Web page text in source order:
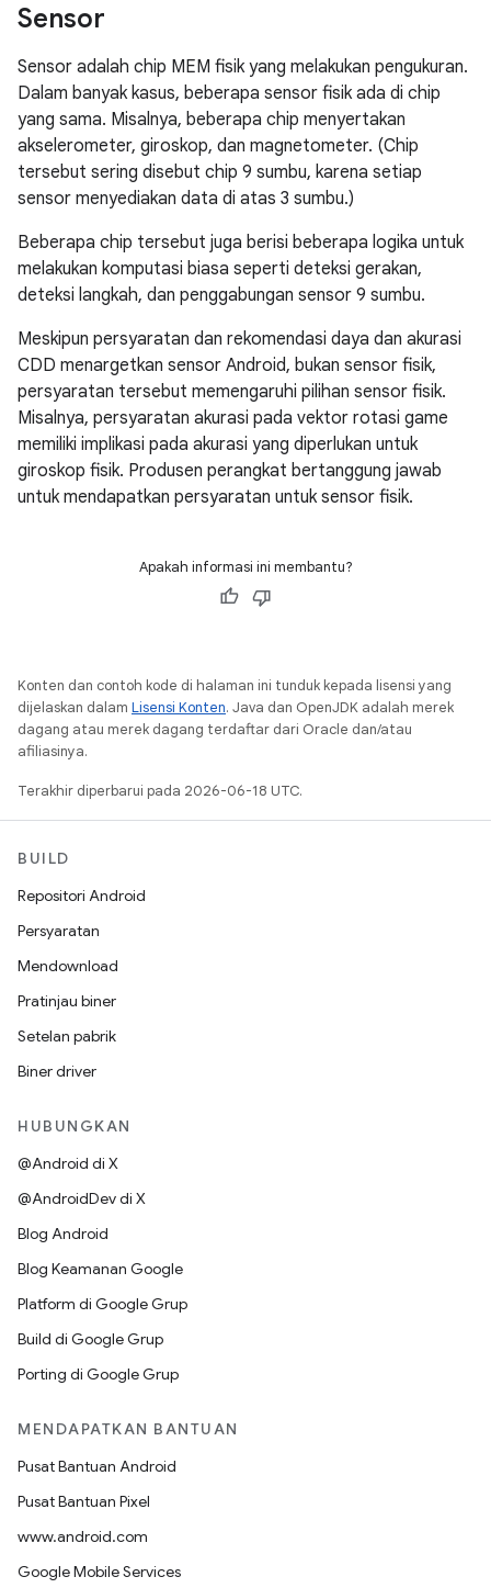
Sensor
Sensor adalah chip MEM fisik yang melakukan pengukuran.
Dalam banyak kasus, beberapa sensor fisik ada di chip
yang sama. Misalnya, beberapa chip menyertakan
akselerometer, giroskop, dan magnetometer. (Chip
tersebut sering disebut chip 9 sumbu, karena setiap
sensor menyediakan data di atas 3 sumbu.)
Beberapa chip tersebut juga berisi beberapa logika untuk
melakukan komputasi biasa seperti deteksi gerakan,
deteksi langkah, dan penggabungan sensor 9 sumbu.
Meskipun persyaratan dan rekomendasi daya dan akurasi
CDD menargetkan sensor Android, bukan sensor fisik,
persyaratan tersebut memengaruhi pilihan sensor fisik.
Misalnya, persyaratan akurasi pada vektor rotasi game
memiliki implikasi pada akurasi yang diperlukan untuk
giroskop fisik. Produsen perangkat bertanggung jawab
untuk mendapatkan persyaratan untuk sensor fisik.
Apakah informasi ini membantu?
Konten dan contoh kode di halaman ini tunduk kepada lisensi yang
dijelaskan dalam Lisensi Konten. Java dan OpenJDK adalah merek
dagang atau merek dagang terdaftar dari Oracle dan/atau
afiliasinya.
Terakhir diperbarui pada 2026-06-18 UTC.
BUILD
Repositori Android
Persyaratan
Mendownload
Pratinjau biner
Setelan pabrik
Biner driver
HUBUNGKAN
@Android di X
@AndroidDev di X
Blog Android
Blog Keamanan Google
Platform di Google Grup
Build di Google Grup
Porting di Google Grup
MENDAPATKAN BANTUAN
Pusat Bantuan Android
Pusat Bantuan Pixel
www.android.com
Google Mobile Services